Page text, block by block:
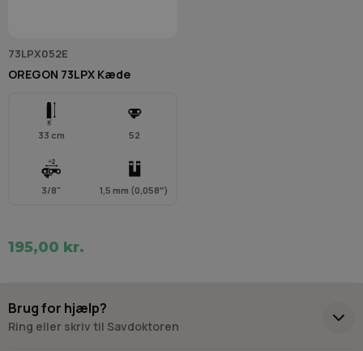
73LPX052E
OREGON 73LPX Kæde
33 cm 52
3/8" 1,5 mm (0,058″)
195,00 kr.
Brug for hjælp?
Ring eller skriv til Savdoktoren